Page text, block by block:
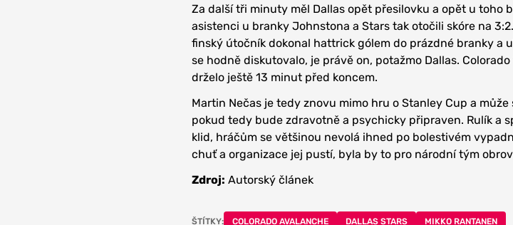
Za další tři minuty měl Dallas opět přesilovku a opět u toho
asistenci u branky Johnstona a Stars tak otočili skóre na
finský útočník dokonal hattrick gólem do prázdné branky a
se hodně diskutovalo, je právě on, potažmo Dallas.
drželo ještě 13 minut před koncem.
Martin Nečas je tedy znovu mimo hru o Stanley Cup a
pokud tedy bude zdravotně a psychicky připraven. Rulík a
klid, hráčům se většinou nevolá ihned po bolestivém
chuť a organizace jej pustí, byla by to pro národní tým
Zdroj: Autorský článek
ŠTÍTKY: COLORADO AVALANCHE DALLAS STARS MIKKO RANTANEN